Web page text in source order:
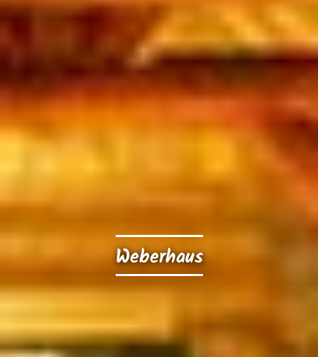
Weberhaus